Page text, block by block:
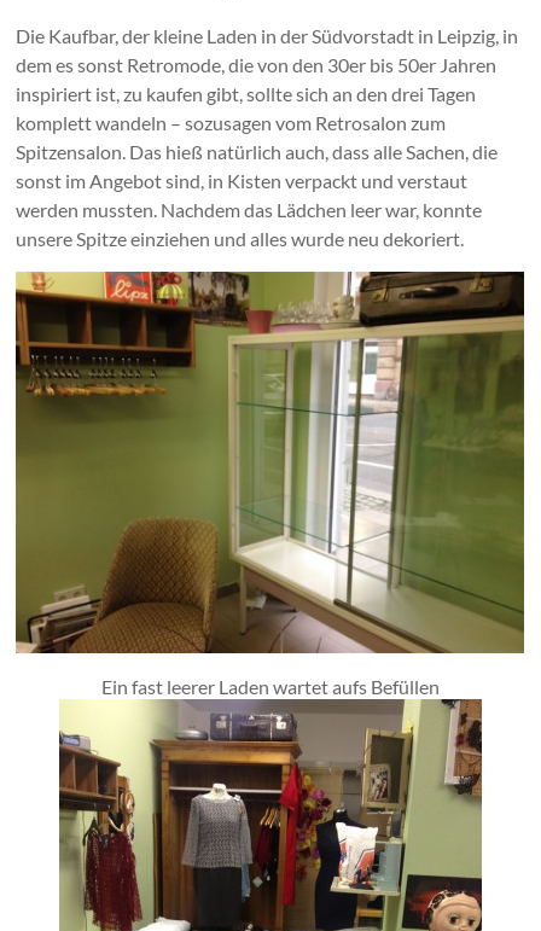
Die Kaufbar, der kleine Laden in der Südvorstadt in Leipzig, in
dem es sonst Retromode, die von den 30er bis 50er Jahren
inspiriert ist, zu kaufen gibt, sollte sich an den drei Tagen
komplett wandeln – sozusagen vom Retrosalon zum
Spitzensalon. Das hieß natürlich auch, dass alle Sachen, die
sonst im Angebot sind, in Kisten verpackt und verstaut
werden mussten. Nachdem das Lädchen leer war, konnte
unsere Spitze einziehen und alles wurde neu dekoriert.
Ein fast leerer Laden wartet aufs Befüllen